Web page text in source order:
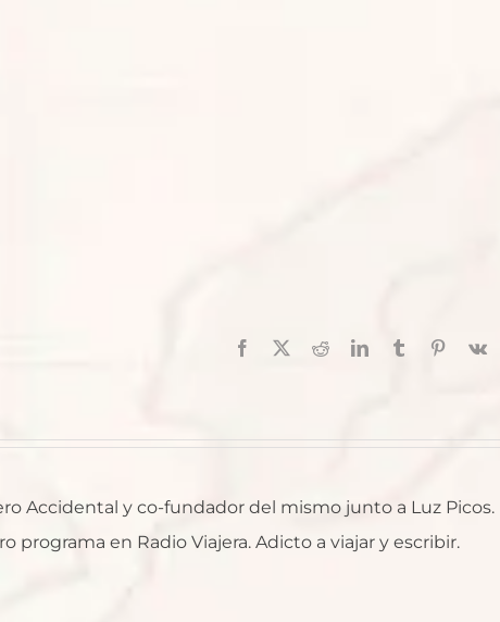
Facebook RedditLinkedInTumblr Pinterest
Vk
Accidental y co-fundador del mismo junto a Luz Picos.
programa en Radio Viajera. Adicto a viajar y escribir.